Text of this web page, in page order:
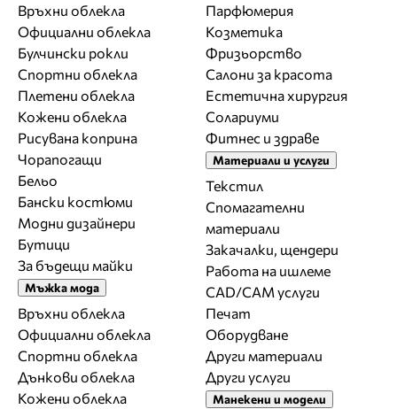
Връхни облекла
Официални облекла
Булчински рокли
Спортни облекла
Плетени облекла
Кожени облекла
Рисувана коприна
Чорапогащи
Бельо
Бански костюми
Модни дизайнери
Бутици
За бъдещи майки
Мъжка мода
Връхни облекла
Официални облекла
Спортни облекла
Дънкови облекла
Кожени облекла
Парфюмерия
Козметика
Фризьорство
Салони за красота
Естетична хирургия
Солариуми
Фитнес и здраве
Материали и услуги
Текстил
Спомагателни
материали
Закачалки, щендери
Работа на ишлеме
CAD/CAM услуги
Печат
Оборудване
Други материали
Други услуги
Манекени и модели